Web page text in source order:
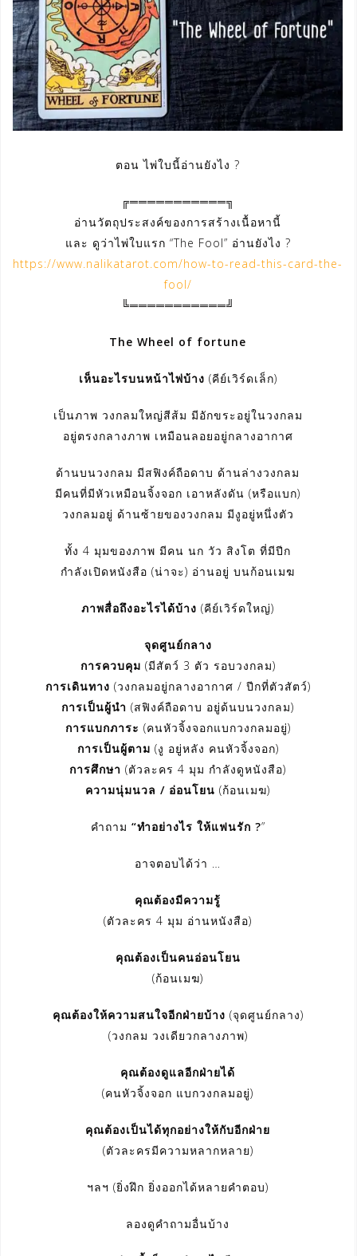
ตอน ไพ่ใบนี้อ่านยังไง ?
╔═══════════╗
อ่านวัตถุประสงค์ของการสร้างเนื้อหานี้
และ ดูว่าไพ่ใบแรก “The Fool” อ่านยังไง ?
https://www.nalikatarot.com/how-to-read-this-card-the-
fool/
╚═══════════╝
The Wheel of fortune
เห็นอะไรบนหน้าไพ่บ้าง (คีย์เวิร์ดเล็ก)
เป็นภาพ วงกลมใหญ่สีส้ม มีอักขระอยู่ในวงกลม
อยู่ตรงกลางภาพ เหมือนลอยอยู่กลางอากาศ
ด้านบนวงกลม มีสฟิงค์ถือดาบ ด้านล่างวงกลม
มีคนที่มีหัวเหมือนจิ้งจอก เอาหลังดัน (หรือแบก)
วงกลมอยู่ ด้านซ้ายของวงกลม มีงูอยู่หนึ่งตัว
ทั้ง 4 มุมของภาพ มีคน นก วัว สิงโต ที่มีปีก
กำลังเปิดหนังสือ (น่าจะ) อ่านอยู่ บนก้อนเมฆ
ภาพสื่อถึงอะไรได้บ้าง (คีย์เวิร์ดใหญ่)
จุดศูนย์กลาง
การควบคุม (มีสัตว์ 3 ตัว รอบวงกลม)
การเดินทาง (วงกลมอยู่กลางอากาศ / ปีกที่ตัวสัตว์)
การเป็นผู้นำ (สฟิงค์ถือดาบ อยู่ด้นบนวงกลม)
การแบกภาระ (คนหัวจิ้งจอกแบกวงกลมอยู่)
การเป็นผู้ตาม (งู อยู่หลัง คนหัวจิ้งจอก)
การศึกษา (ตัวละคร 4 มุม กำลังดูหนังสือ)
ความนุ่มนวล / อ่อนโยน (ก้อนเมฆ)
คำถาม “ทำอย่างไร ให้แฟนรัก ?”
อาจตอบได้ว่า …
คุณต้องมีความรู้
(ตัวละคร 4 มุม อ่านหนังสือ)
คุณต้องเป็นคนอ่อนโยน
(ก้อนเมฆ)
คุณต้องให้ความสนใจอีกฝ่ายบ้าง (จุดศูนย์กลาง)
(วงกลม วงเดียวกลางภาพ)
คุณต้องดูแลอีกฝ่ายได้
(คนหัวจิ้งจอก แบกวงกลมอยู่)
คุณต้องเป็นได้ทุกอย่างให้กับอีกฝ่าย
(ตัวละครมีความหลากหลาย)
ฯลฯ (ยิ่งฝึก ยิ่งออกได้หลายคำตอบ)
ลองดูคำถามอื่นบ้าง